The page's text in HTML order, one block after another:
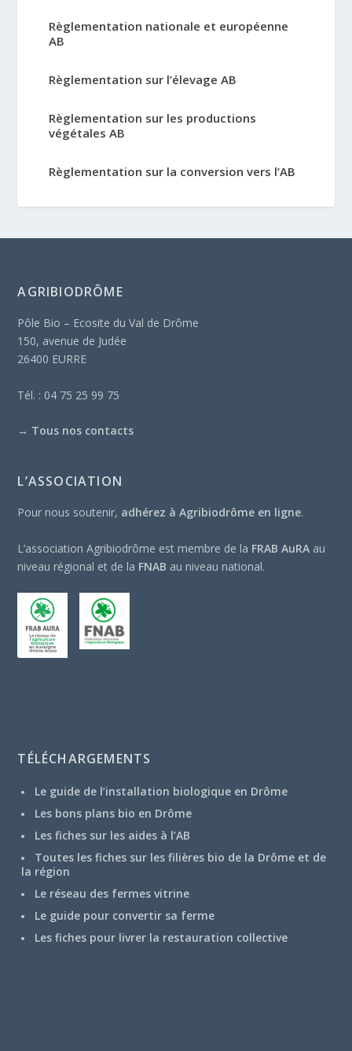
Règlementation nationale et européenne
AB
Règlementation sur l’élevage AB
Règlementation sur les productions
végétales AB
Règlementation sur la conversion vers l’AB
AGRIBIODRÔME
Pôle Bio – Ecosite du Val de Drôme
150, avenue de Judée
26400 EURRE
Tél. : 04 75 25 99 75
→ Tous nos contacts
L’ASSOCIATION
Pour nous soutenir, adhérez à Agribiodrôme en ligne.
L’association Agribiodrôme est membre de la FRAB AuRA au
niveau régional et de la FNAB au niveau national.
TÉLÉCHARGEMENTS
Le guide de l’installation biologique en Drôme
Les bons plans bio en Drôme
Les fiches sur les aides à l’AB
Toutes les fiches sur les filières bio de la Drôme et de
la région
Le réseau des fermes vitrine
Le guide pour convertir sa ferme
Les fiches pour livrer la restauration collective